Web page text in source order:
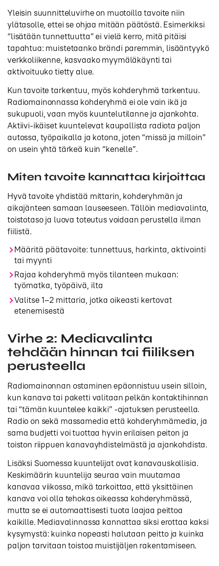
Yleisin suunnitteluvirhe on muotoilla tavoite niin
ylätasolle, ettei se ohjaa mitään päätöstä. Esimerkiksi
“lisätään tunnettuutta” ei vielä kerro, mitä pitäisi
tapahtua: muistetaanko brändi paremmin, lisääntyykö
verkkoliikenne, kasvaako myymäläkäynti tai
aktivoituuko tietty alue.
Kun tavoite tarkentuu, myös kohderyhmä tarkentuu.
Radiomainonnassa kohderyhmä ei ole vain ikä ja
sukupuoli, vaan myös kuuntelutilanne ja ajankohta.
Aktiivi-ikäiset kuuntelevat kaupallista radiota paljon
autossa, työpaikalla ja kotona, joten “missä ja milloin”
on usein yhtä tärkeä kuin “kenelle”.
Miten tavoite kannattaa kirjoittaa
Hyvä tavoite yhdistää mittarin, kohderyhmän ja
aikajänteen samaan lauseeseen. Tällöin mediavalinta,
toistotaso ja luova toteutus voidaan perustella ilman
fiilistä.
Määritä päätavoite: tunnettuus, harkinta, aktivointi
tai myynti
Rajaa kohderyhmä myös tilanteen mukaan:
työmatka, työpäivä, ilta
Valitse 1–2 mittaria, jotka oikeasti kertovat
etenemisestä
Virhe 2: Mediavalinta
tehdään hinnan tai fiiliksen
perusteella
Radiomainonnan ostaminen epäonnistuu usein silloin,
kun kanava tai paketti valitaan pelkän kontaktihinnan
tai “tämän kuuntelee kaikki” -ajatuksen perusteella.
Radio on sekä massamedia että kohderyhmämedia, ja
sama budjetti voi tuottaa hyvin erilaisen peiton ja
toiston riippuen kanavayhdistelmästä ja ajankohdista.
Lisäksi Suomessa kuuntelijat ovat kanavauskollisia.
Keskimäärin kuuntelija seuraa vain muutamaa
kanavaa viikossa, mikä tarkoittaa, että yksittäinen
kanava voi olla tehokas oikeassa kohderyhmässä,
mutta se ei automaattisesti tuota laajaa peittoa
kaikille. Mediavalinnassa kannattaa siksi erottaa kaksi
kysymystä: kuinka nopeasti halutaan peitto ja kuinka
paljon tarvitaan toistoa muistijäljen rakentamiseen.